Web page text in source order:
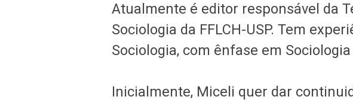
Atualmente é editor responsável da
Sociologia da FFLCH-USP. Tem
Sociologia, com ênfase em
Inicialmente, Miceli quer dar